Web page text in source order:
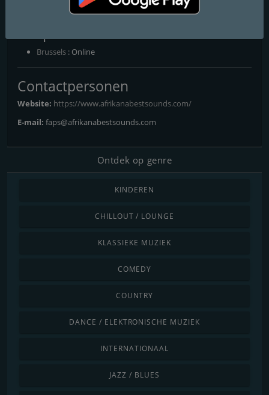
cultural richness with functional listening.
Brussels : Online
Contactpersonen
Website: https://www.afrikanabestsounds.com/
E-mail: faps@afrikanabestsounds.com
Ontdek op genre
KINDEREN
CHILLOUT / LOUNGE
KLASSIEKE MUZIEK
COMEDY
COUNTRY
DANCE / ELEKTRONISCHE MUZIEK
INTERNATIONAAL
JAZZ / BLUES